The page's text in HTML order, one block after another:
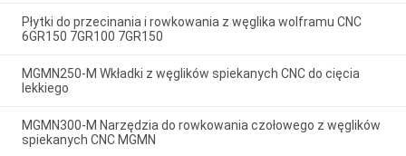
Płytki do przecinania i rowkowania z węglika wolframu CNC
6GR150 7GR100 7GR150
MGMN250-M Wkładki z węglików spiekanych CNC do cięcia
lekkiego
MGMN300-M Narzędzia do rowkowania czołowego z węglików
spiekanych CNC MGMN